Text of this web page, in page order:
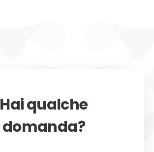
Hai qualche
domanda?